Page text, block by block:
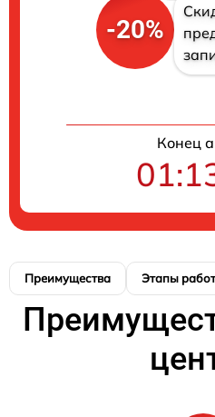
-20%
Конец
Преимущества Этапы работ